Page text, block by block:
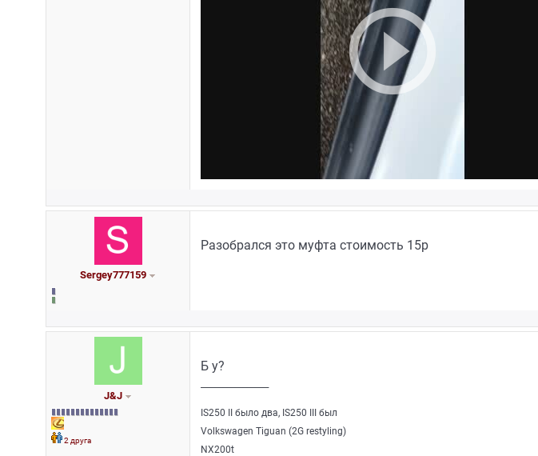
Sergey777159
Разобрался это муфта стоимость 15р
J&J
2 друга
Б у?
IS250 II было два, IS250 III был
Volkswagen Tiguan (2G restyling)
NX200t